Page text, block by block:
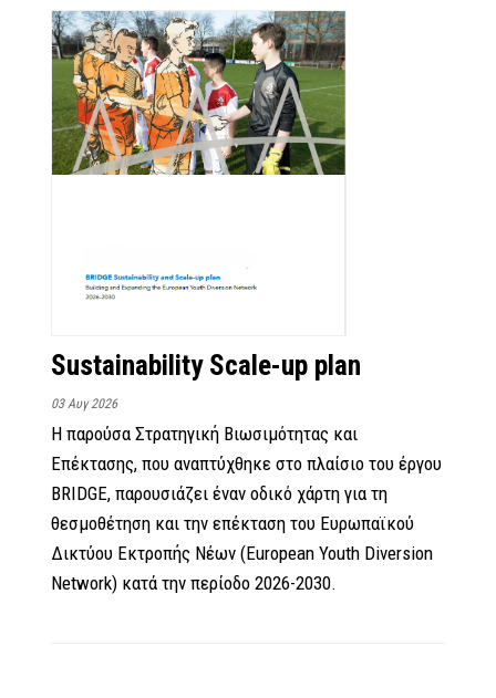
Sustainability Scale-up plan
03 Αυγ 2026
Η παρούσα Στρατηγική Βιωσιμότητας και
Επέκτασης, που αναπτύχθηκε στο πλαίσιο του έργου
BRIDGE, παρουσιάζει έναν οδικό χάρτη για τη
θεσμοθέτηση και την επέκταση του Ευρωπαϊκού
Δικτύου Εκτροπής Νέων (European Youth Diversion
Network) κατά την περίοδο 2026-2030.